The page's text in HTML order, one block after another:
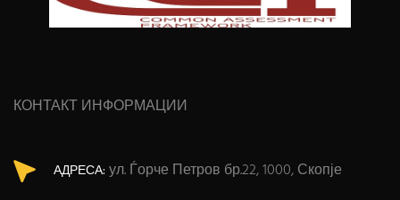
КОНТАКТ ИНФОРМАЦИИ
АДРЕСА: ул. Ѓорче Петров бр.22, 1000, Скопје